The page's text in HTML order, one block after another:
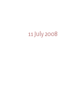
11 July 2008